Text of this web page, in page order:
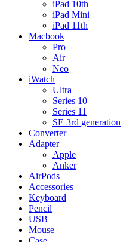
iPad 10th
iPad Mini
iPad 11th
Macbook
Pro
Air
Neo
iWatch
Ultra
Series 10
Series 11
SE 3rd generation
Converter
Adapter
Apple
Anker
AirPods
Accessories
Keyboard
Pencil
USB
Mouse